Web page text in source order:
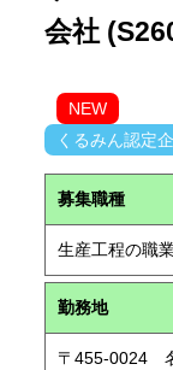
会社
NEW
くるみん認定
募集職種
生産工程の職
勤務地
〒455-0024